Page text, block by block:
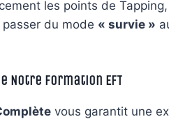
les points de
du mode « survie »
Formation EFT
vous garantit une